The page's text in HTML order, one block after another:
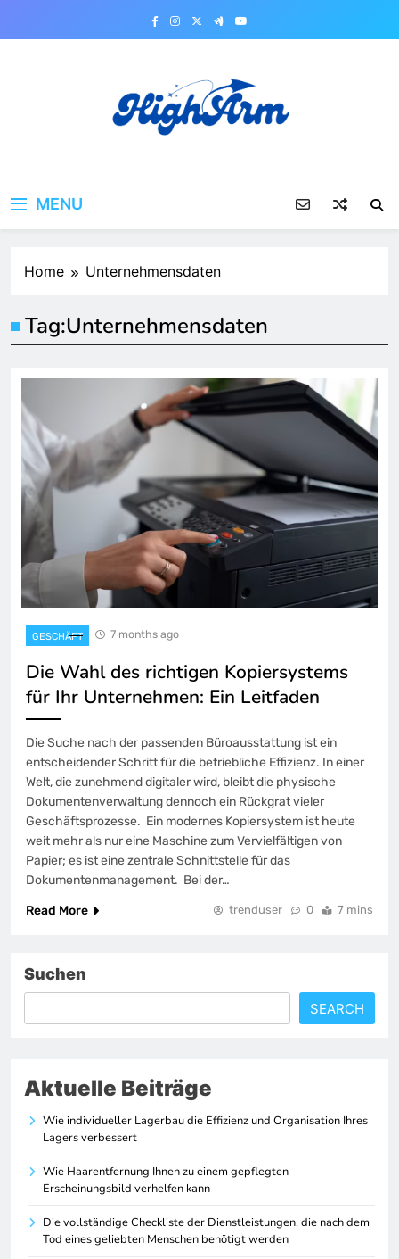
MENU
Home Unternehmensdaten
Tag:Unternehmensdaten
GESCHÄFT 7 months ago
Die Wahl des richtigen Kopiersystems
für Ihr Unternehmen: Ein Leitfaden
Die Suche nach der passenden Büroausstattung ist ein
entscheidender Schritt für die betriebliche Effizienz. In einer
Welt, die zunehmend digitaler wird, bleibt die physische
Dokumentenverwaltung dennoch ein Rückgrat vieler
Geschäftsprozesse. Ein modernes Kopiersystem ist heute
weit mehr als nur eine Maschine zum Vervielfältigen von
Papier; es ist eine zentrale Schnittstelle für das
Dokumentenmanagement. Bei der…
Read More
trenduser 0 7 mins
Suchen
SEARCH
Aktuelle Beiträge
Wie individueller Lagerbau die Effizienz und Organisation Ihres
Lagers verbessert
Wie Haarentfernung Ihnen zu einem gepflegten
Erscheinungsbild verhelfen kann
Die vollständige Checkliste der Dienstleistungen, die nach dem
Tod eines geliebten Menschen benötigt werden